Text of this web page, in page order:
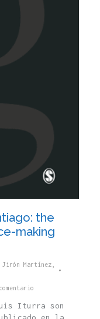
the
making
Jirón Martínez
Iturra son
en la